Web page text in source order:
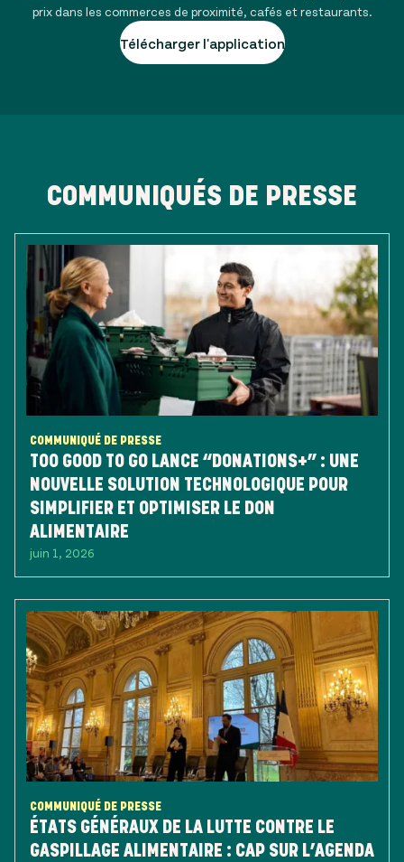
prix dans les commerces de proximité, cafés et restaurants.
Télécharger l'application
COMMUNIQUÉS DE PRESSE
COMMUNIQUÉ DE PRESSE
TOO GOOD TO GO LANCE “DONATIONS+” : UNE
NOUVELLE SOLUTION TECHNOLOGIQUE POUR
SIMPLIFIER ET OPTIMISER LE DON
ALIMENTAIRE
juin 1, 2026
COMMUNIQUÉ DE PRESSE
ÉTATS GÉNÉRAUX DE LA LUTTE CONTRE LE
GASPILLAGE ALIMENTAIRE : CAP SUR L’AGENDA